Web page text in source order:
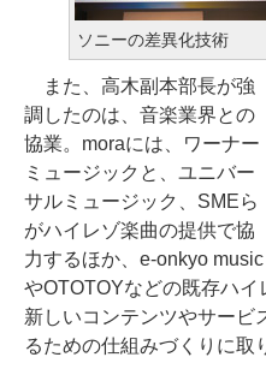
ソニーの差異化技術
また、高木副本部長が強
調したのは、音楽業界との
協業。moraには、ワーナー
ミュージックと、ユニバー
サルミュージック、SMEら
がハイレゾ楽曲の提供で協
力するほか、e-onkyo music
やOTOTOYなどの既存ハイ
新しいコンテンツやサービ
るための仕組みづくりに取